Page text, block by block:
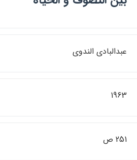
عبدالبادي الندوي
1963
251 ص